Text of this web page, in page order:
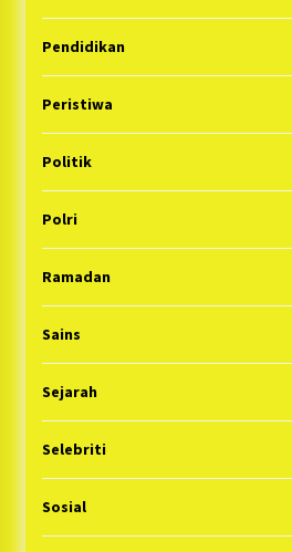
Pendidikan
Peristiwa
Politik
Polri
Ramadan
Sains
Sejarah
Selebriti
Sosial